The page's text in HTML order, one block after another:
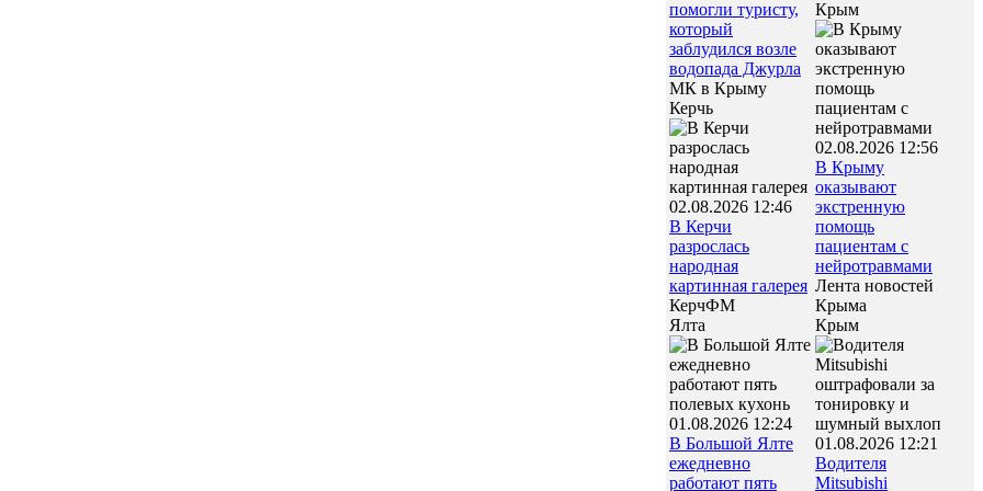
помогли туристу,
который
заблудился возле
водопада Джурла
МК в Крыму
Керчь
02.08.2026 12:46
В Керчи
разрослась
народная
картинная галерея
КерчФМ
Ялта
01.08.2026 12:24
В Большой Ялте
ежедневно
работают пять
Крым
02.08.2026 12:56
В Крыму
оказывают
экстренную
помощь
пациентам с
нейротравмами
Лента новостей
Крыма
Крым
01.08.2026 12:21
Водителя
Mitsubishi